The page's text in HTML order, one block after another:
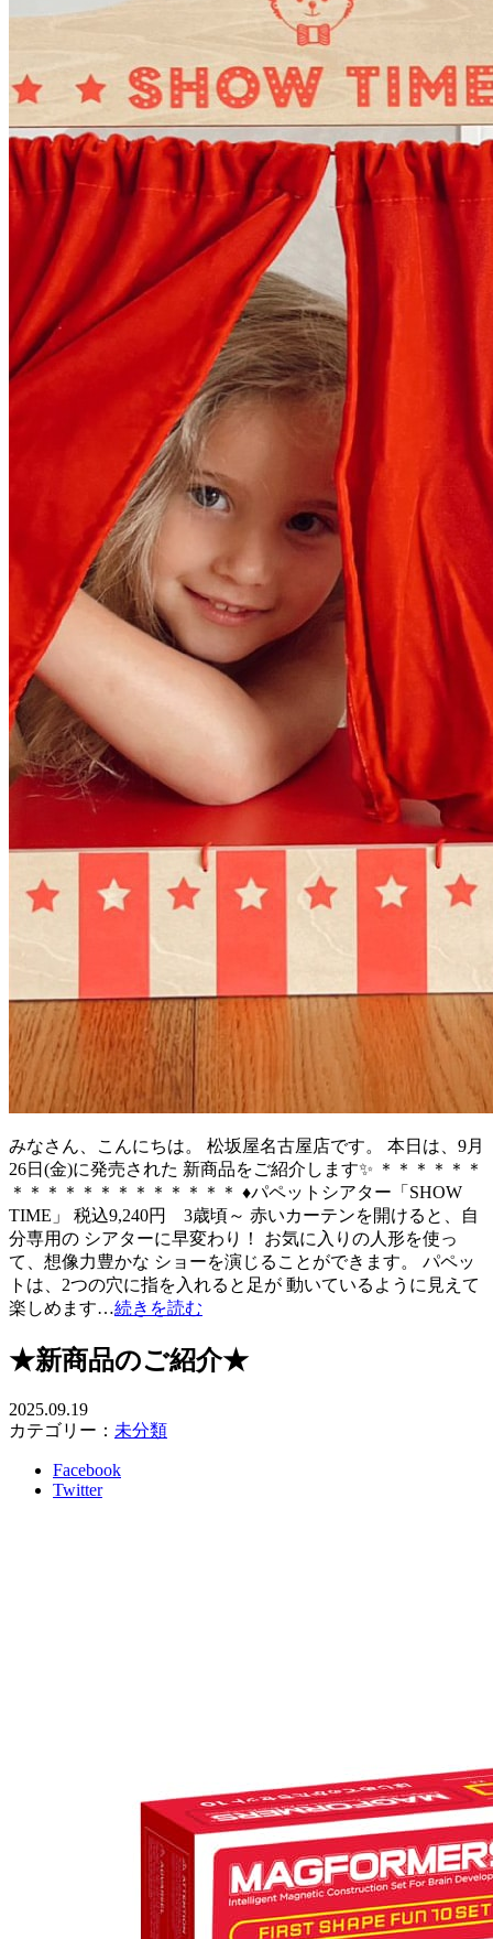
みなさん、こんにちは。 松坂屋名古屋店です。 本日は、9月
26日(金)に発売された 新商品をご紹介します✨ ＊＊＊＊＊＊
＊＊＊＊＊＊＊＊＊＊＊＊＊ ♦パペットシアター「SHOW
TIME」 税込9,240円 3歳頃～ 赤いカーテンを開けると、自
分専用の シアターに早変わり！ お気に入りの人形を使っ
て、想像力豊かな ショーを演じることができます。 パペッ
トは、2つの穴に指を入れると足が 動いているように見えて
楽しめます…続きを読む
★新商品のご紹介★
2025.09.19
カテゴリー： 未分類
Facebook
Twitter